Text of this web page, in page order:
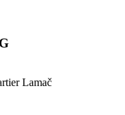
Lamač